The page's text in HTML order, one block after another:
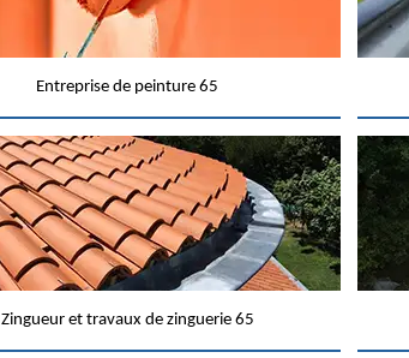
Entreprise de peinture 65
Zingueur et travaux de zinguerie 65